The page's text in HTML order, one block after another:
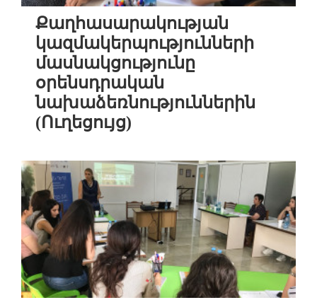
Քաղհասարակության
կազմակերպությունների
մասնակցությունը
օրենսդրական
նախաձեռնություններին
(Ուղեցույց)